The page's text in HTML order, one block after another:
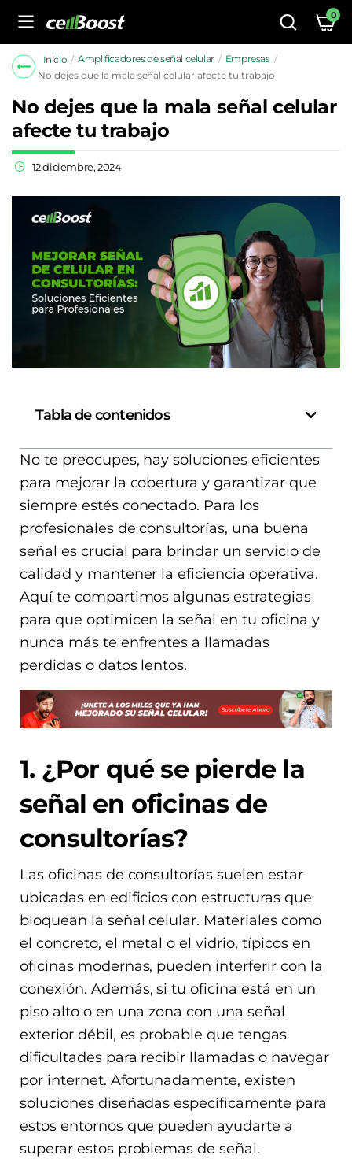
0
Inicio Amplificadores de señal celular
Empresas
No dejes que la mala señal celular afecte tu trabajo
No dejes que la mala señal celular
afecte tu trabajo
12 diciembre, 2024
Tabla de contenidos
No te preocupes, hay soluciones eficientes
para mejorar la cobertura y garantizar que
siempre estés conectado. Para los
profesionales de consultorías, una buena
señal es crucial para brindar un servicio de
calidad y mantener la eficiencia operativa.
Aquí te compartimos algunas estrategias
para que optimicen la señal en tu oficina y
nunca más te enfrentes a llamadas
perdidas o datos lentos.
1. ¿Por qué se pierde la
señal en oficinas de
consultorías?
Las oficinas de consultorías suelen estar
ubicadas en edificios con estructuras que
bloquean la señal celular. Materiales como
el concreto, el metal o el vidrio, típicos en
oficinas modernas, pueden interferir con la
conexión. Además, si tu oficina está en un
piso alto o en una zona con una señal
exterior débil, es probable que tengas
dificultades para recibir llamadas o navegar
por internet. Afortunadamente, existen
soluciones diseñadas específicamente para
estos entornos que pueden ayudarte a
superar estos problemas de señal.